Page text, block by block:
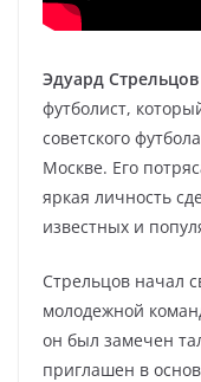
Эдуард Стрельцов
футболист,
советского
Москве. Его
яркая личность
известных и
Стрельцов начал
молодежной
он был замечен
приглашен в